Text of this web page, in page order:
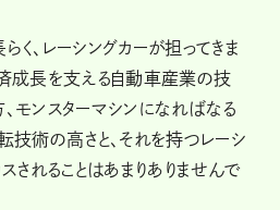
く、レーシングカーが担ってきま
成長を支える自動車産業の技
モンスターマシンになればなる
技術の高さと、それを持つレーシ
されることはあまりありませんで